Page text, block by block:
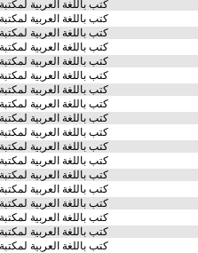
كتب باللغة العربية
كتب باللغة العربية
كتب باللغة العربية
كتب باللغة العربية
كتب باللغة العربية
كتب باللغة العربية
كتب باللغة العربية
كتب باللغة العربية
كتب باللغة العربية
كتب باللغة العربية
كتب باللغة العربية
كتب باللغة العربية
كتب باللغة العربية
كتب باللغة العربية
كتب باللغة العربية
كتب باللغة العربية
كتب باللغة العربية
كتب باللغة العربية